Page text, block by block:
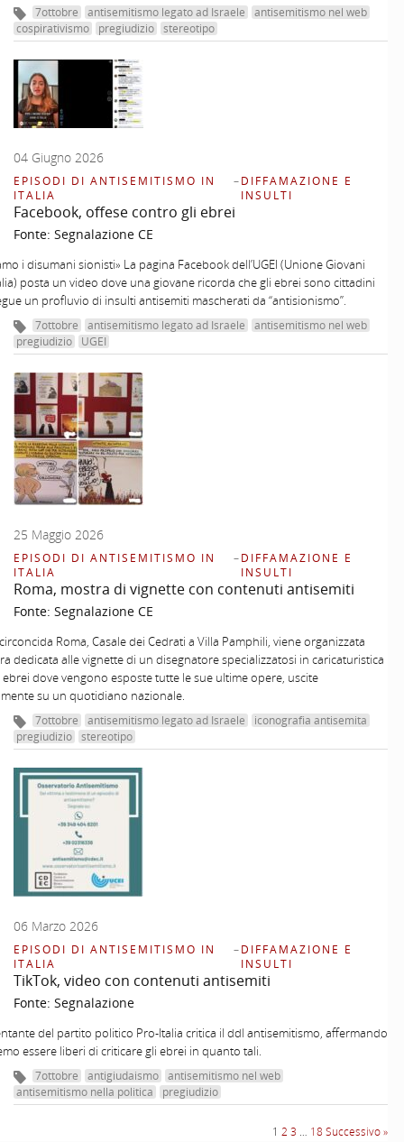
7ottobre antisemitismo legato ad Israele
antisemitismo nel web
cospirativismo
pregiudizio stereotipo
04 Giugno 2026
EPISODI DI ANTISEMITISMO IN
ITALIA
–DIFFAMAZIONE E
INSULTI
Facebook, offese contro gli ebrei
Fonte: Segnalazione CE
i disumani sionisti» La pagina Facebook dell’UGEI (Unione Giovani
posta un video dove una giovane ricorda che gli ebrei sono cittadini
un profluvio di insulti antisemiti mascherati da “antisionismo”.
7ottobre antisemitismo legato ad Israele
antisemitismo nel web
pregiudizio
UGEI
25 Maggio 2026
EPISODI DI ANTISEMITISMO IN
ITALIA
–DIFFAMAZIONE E
INSULTI
Roma, mostra di vignette con contenuti antisemiti
Fonte: Segnalazione CE
Roma, Casale dei Cedrati a Villa Pamphili, viene organizzata
dedicata alle vignette di un disegnatore specializzatosi in caricaturistica
dove vengono esposte tutte le sue ultime opere, uscite
su un quotidiano nazionale.
7ottobre antisemitismo legato ad Israele
iconografia antisemita
pregiudizio
stereotipo
06 Marzo 2026
EPISODI DI ANTISEMITISMO IN
ITALIA
–DIFFAMAZIONE E
INSULTI
TikTok, video con contenuti antisemiti
Fonte: Segnalazione
del partito politico Pro-Italia critica il ddl antisemitismo, affermando
essere liberi di criticare gli ebrei in quanto tali.
7ottobre antigiudaismo
antisemitismo nel web
antisemitismo nella politica
pregiudizio
1 2 3 … 18 Successivo »